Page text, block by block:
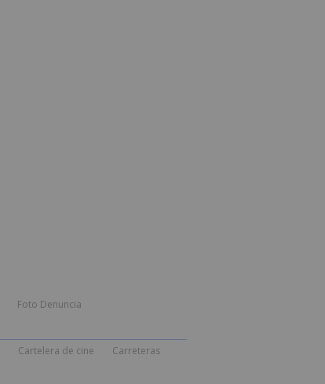
Foto Denuncia
Cartelera de cine Carreteras